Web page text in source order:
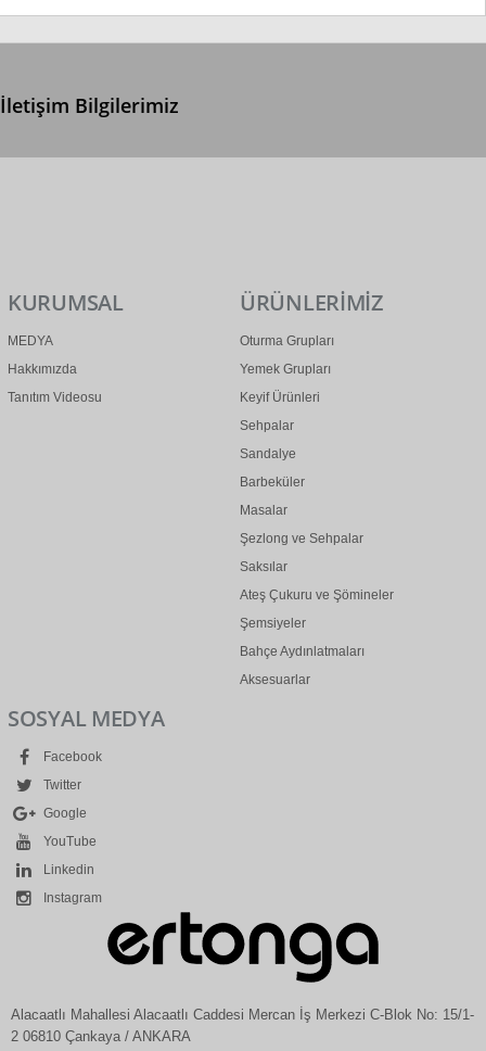
İletişim Bilgilerimiz
KURUMSAL
MEDYA
Hakkımızda
Tanıtım Videosu
ÜRÜNLERİMİZ
Oturma Grupları
Yemek Grupları
Keyif Ürünleri
Sehpalar
Sandalye
Barbeküler
Masalar
Şezlong ve Sehpalar
Saksılar
Ateş Çukuru ve Şömineler
Şemsiyeler
Bahçe Aydınlatmaları
Aksesuarlar
SOSYAL MEDYA
Facebook
Twitter
Google
YouTube
Linkedin
Instagram
Alacaatlı Mahallesi Alacaatlı Caddesi Mercan İş Merkezi C-Blok No: 15/1-
2 06810 Çankaya / ANKARA